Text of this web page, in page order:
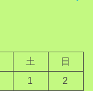
土
日
1
2